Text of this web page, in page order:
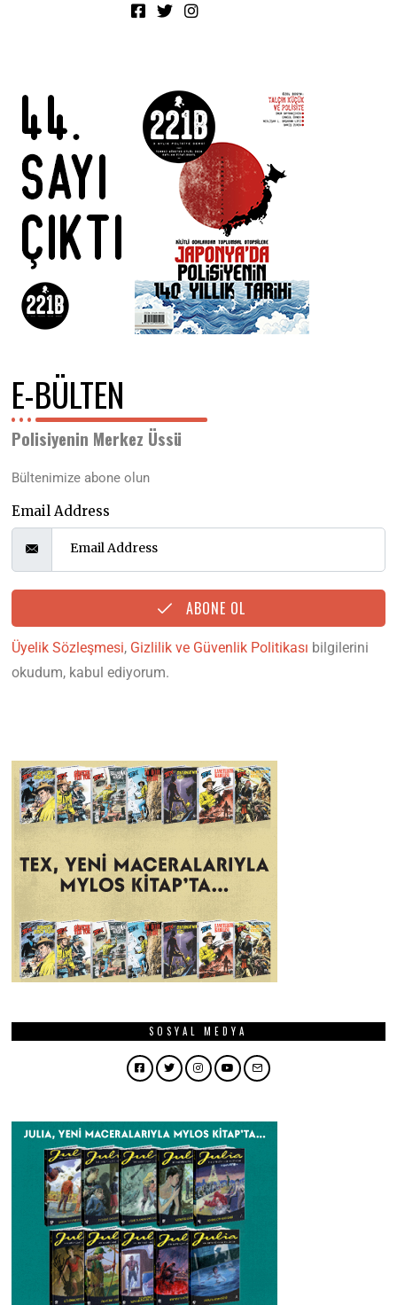
E-BÜLTEN
Polisiyenin Merkez Üssü
Bültenimize abone olun
Email Address
ABONE OL
Üyelik Sözleşmesi, Gizlilik ve Güvenlik Politikası bilgilerini
okudum, kabul ediyorum.
SOSYAL MEDYA
Facebook
TwitterInstagram
YouTubeEmail